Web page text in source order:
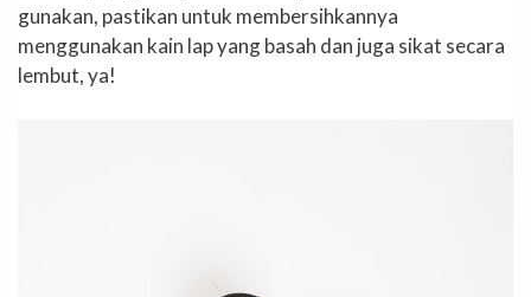
gunakan, pastikan untuk membersihkannya
menggunakan kain lap yang basah dan juga sikat secara
lembut, ya!